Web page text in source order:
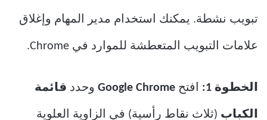
تبويب نشطة. يمكنك استخدام مدير المهام وإغلاق
علامات التبويب المتعطشة للموارد في Chrome.
الخطوة 1: افتح Google Chrome وحدد قائمة
الكباب (ثلاث نقاط رأسية) في الزاوية العلوية